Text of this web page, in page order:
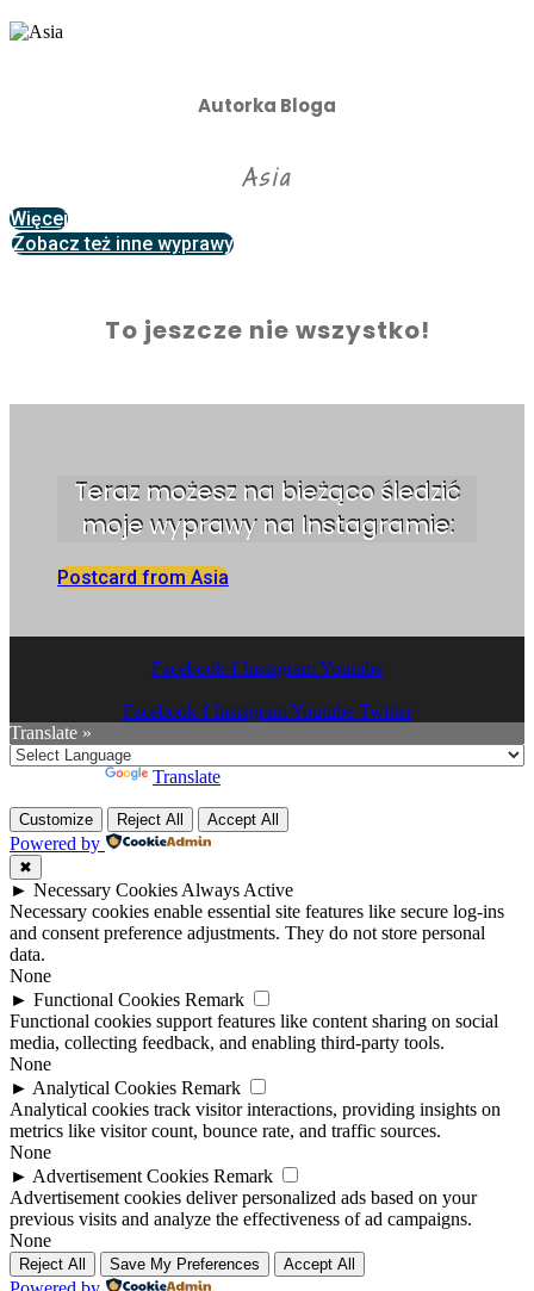
Autorka Bloga
Asia
Więcej
Zobacz też inne wyprawy
To jeszcze nie wszystko!
Teraz możesz na bieżąco śledzić
moje wyprawy na Instagramie:
Postcard from Asia
Facebook-f InstagramYoutube
Facebook-f Instagram Youtube Twitter
Translate »
Translate
Customize Reject All Accept All
Powered by
✖
► Necessary Cookies Always Active
Necessary cookies enable essential site features like secure log-ins
and consent preference adjustments. They do not store personal
data.
None
► Functional Cookies Remark
Functional cookies support features like content sharing on social
media, collecting feedback, and enabling third-party tools.
None
► Analytical Cookies Remark
Analytical cookies track visitor interactions, providing insights on
metrics like visitor count, bounce rate, and traffic sources.
None
► Advertisement Cookies Remark
Advertisement cookies deliver personalized ads based on your
previous visits and analyze the effectiveness of ad campaigns.
None
Reject All Save My Preferences Accept All